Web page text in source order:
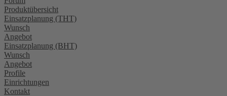
Produktübersicht
Einsatzplanung (THT)
Wunsch
Angebot
Einsatzplanung (BHT)
Wunsch
Angebot
Profile
Einrichtungen
Kontakt